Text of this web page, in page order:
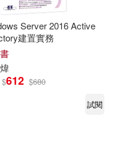
Server 2016 Active
建置實務
$612 $680
試閱